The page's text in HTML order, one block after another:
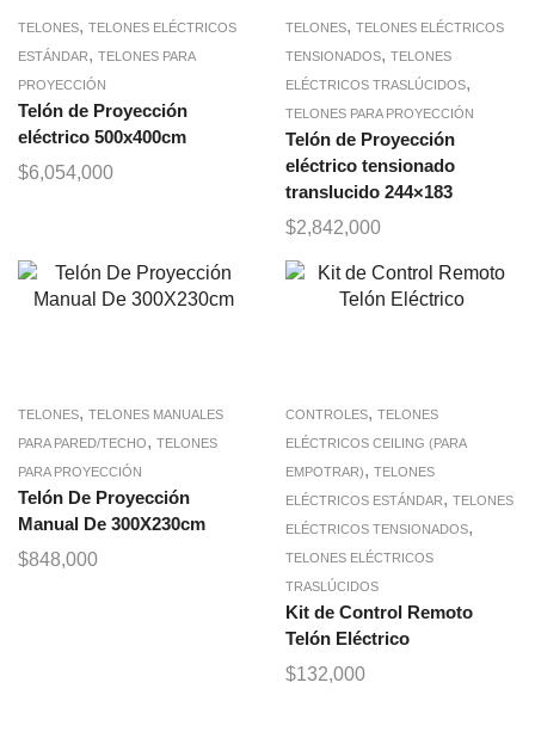
TELONES, TELONES ELÉCTRICOS
ESTÁNDAR, TELONES PARA
PROYECCIÓN
Telón de Proyección
eléctrico 500x400cm
$6,054,000
TELONES, TELONES ELÉCTRICOS
TENSIONADOS, TELONES
ELÉCTRICOS TRASLÚCIDOS,
TELONES PARA PROYECCIÓN
Telón de Proyección
eléctrico tensionado
translucido 244×183
$2,842,000
TELONES, TELONES MANUALES
PARA PARED/TECHO, TELONES
PARA PROYECCIÓN
Telón De Proyección
Manual De 300X230cm
$848,000
CONTROLES, TELONES
ELÉCTRICOS CEILING (PARA
EMPOTRAR), TELONES
ELÉCTRICOS ESTÁNDAR, TELONES
ELÉCTRICOS TENSIONADOS,
TELONES ELÉCTRICOS
TRASLÚCIDOS
Kit de Control Remoto
Telón Eléctrico
$132,000